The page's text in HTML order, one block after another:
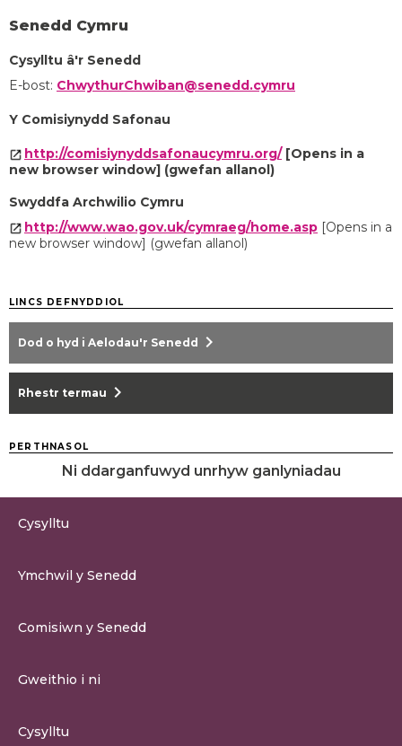
Senedd Cymru
Cysylltu â'r Senedd
E-bost: ChwythurChwiban@senedd.cymru
Y Comisiynydd Safonau
http://comisiynyddsafonaucymru.org/[Opens in a
new browser window] (gwefan allanol)
Swyddfa Archwilio Cymru
http://www.wao.gov.uk/cymraeg/home.asp [Opens in a
new browser window] (gwefan allanol)
LINCS DEFNYDDIOL
Dod o hyd i Aelodau'r Senedd chevron_right
Rhestr termau chevron_right
PERTHNASOL
Ni ddarganfuwyd unrhyw ganlyniadau
Cysylltu
Cysylltu â Senedd Cymru
Ymchwil y Senedd
Comisiwn y Senedd
Fframwaith Llywodraethu Corfforaethol y Comisiwn
Gweithio i ni
Cysylltu